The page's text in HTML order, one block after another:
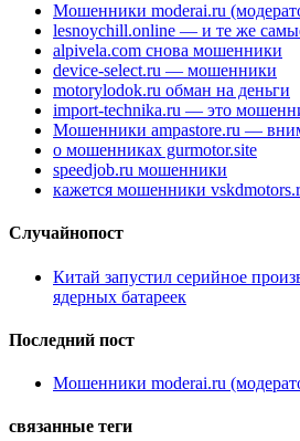
Мошенники moderai.ru
lesnoychill.online — и те же
alpivela.com снова мошенники
device-select.ru — мошенники
motorylodok.ru обман на деньги
import-technika.ru — это
Мошенники ampastore.ru —
о мошенниках gurmotor.site
speedjob.ru мошенники
кажется мошенники
Случайнопост
Китай запустил серийное
ядерных батареек
Последний пост
Мошенники moderai.ru
связанные теги